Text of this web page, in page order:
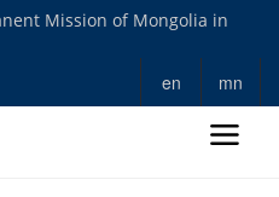
Mission of Mongolia in
en mn